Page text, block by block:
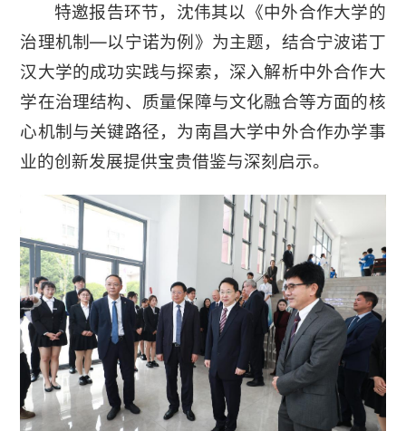
特邀报告环节，沈伟其以《中外合作大学的
治理机制—以宁诺为例》为主题，结合宁波诺丁
汉大学的成功实践与探索，深入解析中外合作大
学在治理结构、质量保障与文化融合等方面的核
心机制与关键路径，为南昌大学中外合作办学事
业的创新发展提供宝贵借鉴与深刻启示。